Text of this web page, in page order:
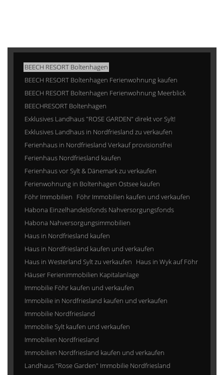
BEECH RESORT Boltenhagen
BEECH RESORT Boltenhagen Ferienwohnung kaufen
BEECH RESORT Boltenhagen Ferienwohnung Meerblick
BEECHRESORT Boltenhagen
Exklusives Landhaus "ROSE GARDEN" direkt vor Sylt!
Exklusives Landhaus in Nordfriesland zu verkaufen
Ferienhaus in Nordfriesland Verkauf provisionsfrei
Ferienhaus Nordfriesland kaufen
Ferienhaus vor Sylt & Dänemark zu verkaufen
Ferienwohnung in Boltenhagen Ostsee kaufen
Föhr Immobilien Föhr Immobilien kaufen und verkaufen
Habona Einzelhandelsfonds Nahversorgungsfonds
Habona Nahversorgungsimmobilien
Haus in Nordfriesland kaufen
Haus in Nordfriesland kaufen und verkaufen
Haus in Westerland Sylt zu verkaufen Haus in Wyk auf Föhr
Häuser Ferienimmobilien Kapitalanlage
Immobilie Föhr kaufen und verkaufen
Immobilie in Nordfriesland kaufen und verkaufen
Immobilie Nordfriesland
Immobilie Sylt kaufen und verkaufen
Immobilien Nordfriesland
Immobilien Nordfriesland kaufen und verkaufen
Landhaus "Rose Garden" Immobilie Nordfriesland